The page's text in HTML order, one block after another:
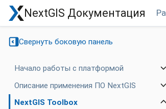
NextGIS Документация
Свернуть боковую панель
Начало работы с платформой
Описание применения ПО NextGIS
NextGIS Toolbox